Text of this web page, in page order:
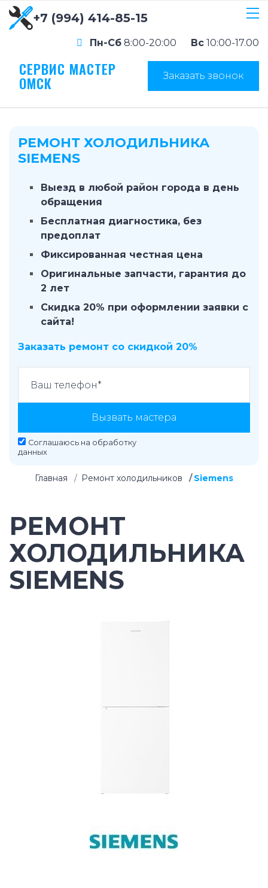
+7 (994) 414-85-15
Пн-Сб 8:00-20:00 Вс 10:00-17.00
СЕРВИС МАСТЕР
ОМСК Заказать звонок
РЕМОНТ ХОЛОДИЛЬНИКА
SIEMENS
Выезд в любой район города в день
обращения
Бесплатная диагностика, без
предоплат
Фиксированная честная цена
Оригинальные запчасти, гарантия до
2 лет
Скидка 20% при оформлении заявки с
сайта!
Заказать ремонт со скидкой 20%
Вызвать мастера
Соглашаюсь на обработку
данных
Главная Ремонт холодильников Siemens
РЕМОНТ
ХОЛОДИЛЬНИКА
SIEMENS